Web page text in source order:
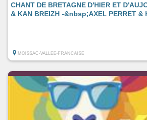
CHANT DE BRETAGNE D'HIER ET
& KAN BREIZH -&nbsp;AXEL PERRET &
MOISSAC-VALLEE-FRANCAISE